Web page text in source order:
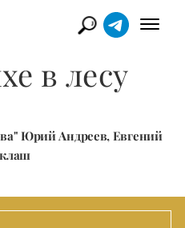
в лесу
Юрий Андреев, Евгений